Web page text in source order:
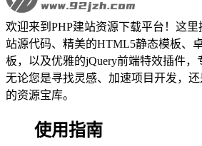
欢迎来到PHP建站资源下载平台！这
站源代码、精美的HTML5静态模板、
板，以及优雅的jQuery前端特效插件，
无论您是寻找灵感、加速项目开发，
的资源宝库。
使用指南